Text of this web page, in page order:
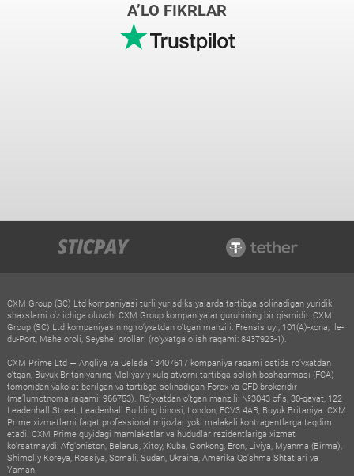
A’LO FIKRLAR
CXM Group (SC) Ltd kompaniyasi turli yurisdiksiyalarda tartibga solinadigan yuridik
shaxslarni o‘z ichiga oluvchi CXM Group kompaniyalar guruhining bir qismidir. CXM
Group (SC) Ltd kompaniyasining ro‘yxatdan o‘tgan manzili: Frensis uyi, 101(A)-xona, Ile-
du-Port, Mahe oroli, Seyshel orollari (ro‘yxatga olish raqami: 8437923-1).
CXM Prime Ltd — Angliya va Uelsda 13407617 kompaniya raqami ostida ro‘yxatdan
o‘tgan, Buyuk Britaniyaning Moliyaviy xulq-atvorni tartibga solish boshqarmasi (FCA)
tomonidan vakolat berilgan va tartibga solinadigan Forex va CFD brokeridir
(ma’lumotnoma raqami: 966753). Ro‘yxatdan o‘tgan manzili: №3043 ofis, 30-qavat, 122
Leadenhall Street, Leadenhall Building binosi, London, ECV3 4AB, Buyuk Britaniya. CXM
Prime xizmatlarni faqat professional mijozlar yoki malakali kontragentlarga taqdim
etadi. CXM Prime quyidagi mamlakatlar va hududlar rezidentlariga xizmat
ko‘rsatmaydi: Afg‘oniston, Belarus, Xitoy, Kuba, Gonkong, Eron, Liviya, Myanma (Birma),
Shimoliy Koreya, Rossiya, Somali, Sudan, Ukraina, Amerika Qo‘shma Shtatlari va
Yaman.